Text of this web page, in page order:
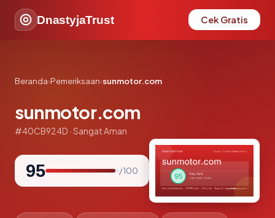
DnastyjaTrust Cek Gratis
Beranda›Pemeriksaan›sunmotor.com
sunmotor.com
#40CB924D · Sangat Aman
95 / 100